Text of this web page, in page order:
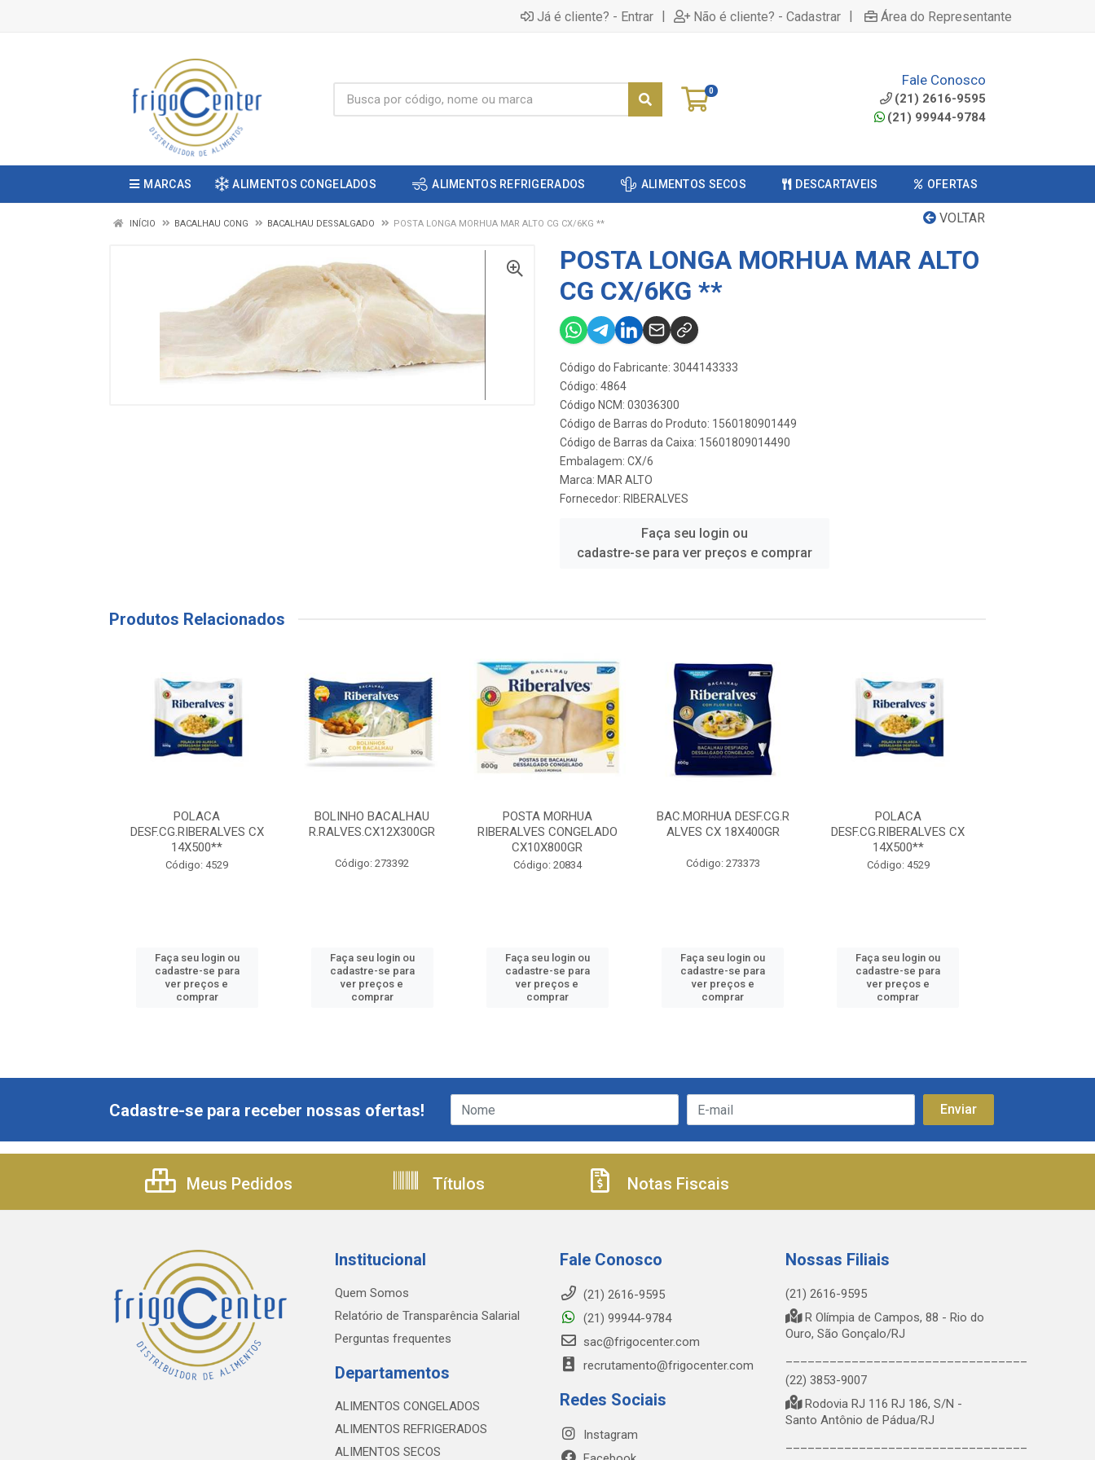
Já é cliente? - Entrar | Não é cliente? - Cadastrar | Área do Representante
0
Fale Conosco
(21) 2616-9595
(21) 99944-9784
MARCAS ALIMENTOS CONGELADOS ALIMENTOS REFRIGERADOS ALIMENTOS SECOS DESCARTAVEIS OFERTAS
VOLTAR
INÍCIO BACALHAU CONG BACALHAU DESSALGADO POSTA LONGA MORHUA MAR ALTO CG CX/6KG **
POSTA LONGA MORHUA MAR ALTO
CG CX/6KG **
Código do Fabricante: 3044143333
Código: 4864
Código NCM: 03036300
Código de Barras do Produto: 1560180901449
Código de Barras da Caixa: 15601809014490
Embalagem: CX/6
Marca: MAR ALTO
Fornecedor: RIBERALVES
Faça seu login ou
cadastre-se para ver preços e comprar
Produtos Relacionados
POLACA
DESF.CG.RIBERALVES CX
14X500**
Código: 4529
Faça seu login ou
cadastre-se para
ver preços e
comprar
BOLINHO BACALHAU
R.RALVES.CX12X300GR
Código: 273392
Faça seu login ou
cadastre-se para
ver preços e
comprar
POSTA MORHUA
RIBERALVES CONGELADO
CX10X800GR
Código: 20834
Faça seu login ou
cadastre-se para
ver preços e
comprar
BAC.MORHUA DESF.CG.R
ALVES CX 18X400GR
Código: 273373
Faça seu login ou
cadastre-se para
ver preços e
comprar
POLACA
DESF.CG.RIBERALVES CX
14X500**
Código: 4529
Faça seu login ou
cadastre-se para
ver preços e
comprar
Cadastre-se para receber nossas ofertas!
Meus Pedidos Títulos Notas Fiscais
Institucional
Quem Somos
Relatório de Transparência Salarial
Perguntas frequentes
Departamentos
ALIMENTOS CONGELADOS
ALIMENTOS REFRIGERADOS
ALIMENTOS SECOS
Fale Conosco
(21) 2616-9595
(21) 99944-9784
sac@frigocenter.com
recrutamento@frigocenter.com
Redes Sociais
Instagram
Nossas Filiais
(21) 2616-9595
R Olímpia de Campos, 88 - Rio do
Ouro, São Gonçalo/RJ
(22) 3853-9007
Rodovia RJ 116 RJ 186, S/N -
Santo Antônio de Pádua/RJ